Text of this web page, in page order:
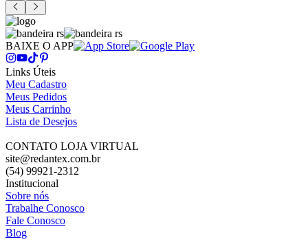
BAIXE O APP
Links Úteis
Meu Cadastro
Meus Pedidos
Meus Carrinho
Lista de Desejos
CONTATO LOJA VIRTUAL
site@redantex.com.br
(54) 99921-2312
Institucional
Sobre nós
Trabalhe Conosco
Fale Conosco
Blog